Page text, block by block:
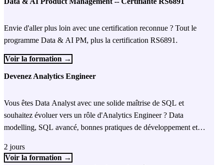
Envie d'aller plus loin avec une certification reconnue ? Tout le
programme Data & AI PM, plus la certification RS6891.
Voir la formation →
Devenez Analytics Engineer
Vous êtes Data Analyst avec une solide maîtrise de SQL et
souhaitez évoluer vers un rôle d'Analytics Engineer ? Data
modelling, SQL avancé, bonnes pratiques de développement et
2 jours
Voir la formation →